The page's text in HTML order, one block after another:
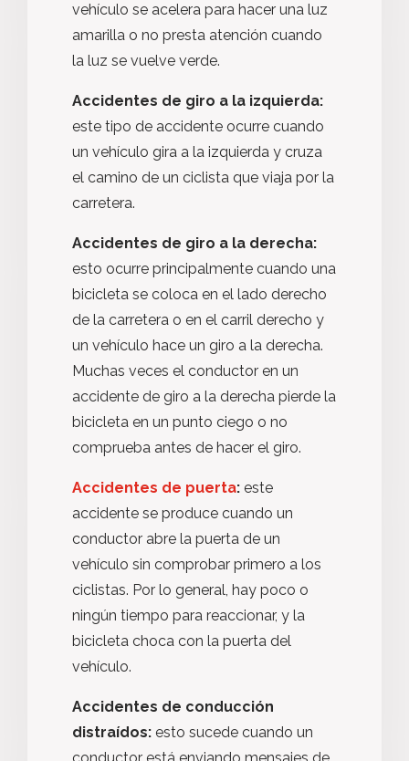
vehículo se acelera para hacer una luz
amarilla o no presta atención cuando
la luz se vuelve verde.
Accidentes de giro a la izquierda:
este tipo de accidente ocurre cuando
un vehículo gira a la izquierda y cruza
el camino de un ciclista que viaja por la
carretera.
Accidentes de giro a la derecha:
esto ocurre principalmente cuando una
bicicleta se coloca en el lado derecho
de la carretera o en el carril derecho y
un vehículo hace un giro a la derecha.
Muchas veces el conductor en un
accidente de giro a la derecha pierde la
bicicleta en un punto ciego o no
comprueba antes de hacer el giro.
Accidentes de puerta: este
accidente se produce cuando un
conductor abre la puerta de un
vehículo sin comprobar primero a los
ciclistas. Por lo general, hay poco o
ningún tiempo para reaccionar, y la
bicicleta choca con la puerta del
vehículo.
Accidentes de conducción
distraídos: esto sucede cuando un